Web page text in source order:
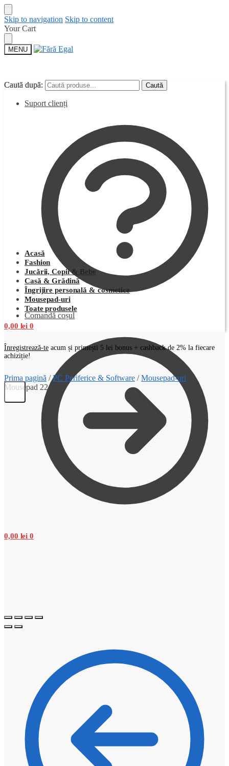
Skip to navigation Skip to content
Your Cart
MENU
Caută după: Caută
Suport clienți
Comandă coșul
0,00 lei 0
Caută după: Caută
Acasă
Fashion
Jucării, Copii & Bebe
Casă & Grădină
Îngrijire personală & cosmetice
Mousepad-uri
Toate produsele
0,00 lei 0
Înregistrează-te acum și primești 5 lei bonus + cashback de 2% la fiecare
achiziție!
Prima pagină /PC Periferice & Software /Mousepad-uri
Mousepad 22 Cm